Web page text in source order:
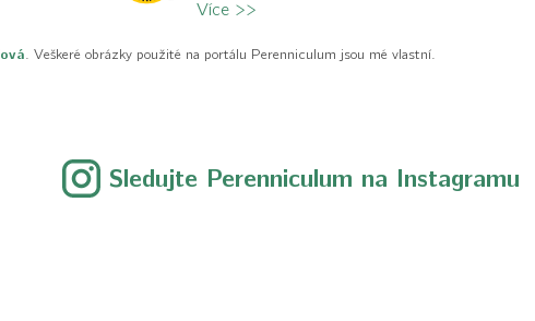
Více >>
. Veškeré obrázky použité na portálu Perenniculum jsou mé vlastní.
Sledujte Perenniculum na Instagramu